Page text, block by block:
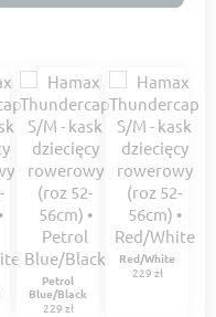
Petrol
Blue/Black
229 zł
Red/White
229 zł